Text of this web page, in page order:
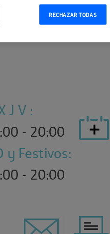
J V :
- 20:00
y Festivos:
- 20:00
RECHAZAR TODAS